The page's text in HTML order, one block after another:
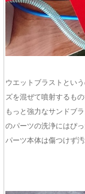
ウエットブラストとい
ズを混ぜて噴射するもの
もっと強力なサンドブ
のパーツの洗浄にはぴっ
パーツ本体は傷つけず